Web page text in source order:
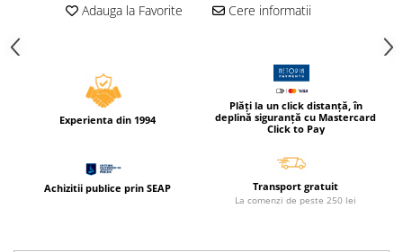
Ascutitori
Creioane cerate
Creioane colorate
Cerneala si rezerva pentru stilou
Adauga la Favorite Cere informatii
Experienta din 1994
Plăți la un click distanță, în
deplină siguranță cu Mastercard
Click to Pay
Achizitii publice prin SEAP Transport gratuit
La comenzi de peste 250 lei